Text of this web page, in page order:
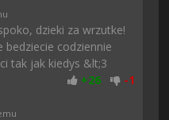
dzieki za wrzutke!
bedziecie codziennie
tak jak kiedys &lt;3
+26 -1